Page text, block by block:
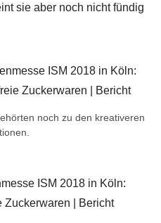
sie aber noch nicht fündig
noch zu den kreativeren
zu.